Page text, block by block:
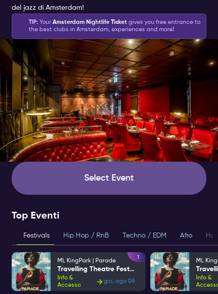
del jazz di Amsterdam!
TIP: Your Amsterdam Nightlife Ticket gives you free entrance to
the best clubs in Amsterdam, experiences and more!
Select Event
Top Eventi
Festivals Hip Hop / RnB Techno / EDM Afro
ML KingPark | Parade
Travelling Theatre Festival
Info &
Accesso
gio, ago 06
1
ML
Info &